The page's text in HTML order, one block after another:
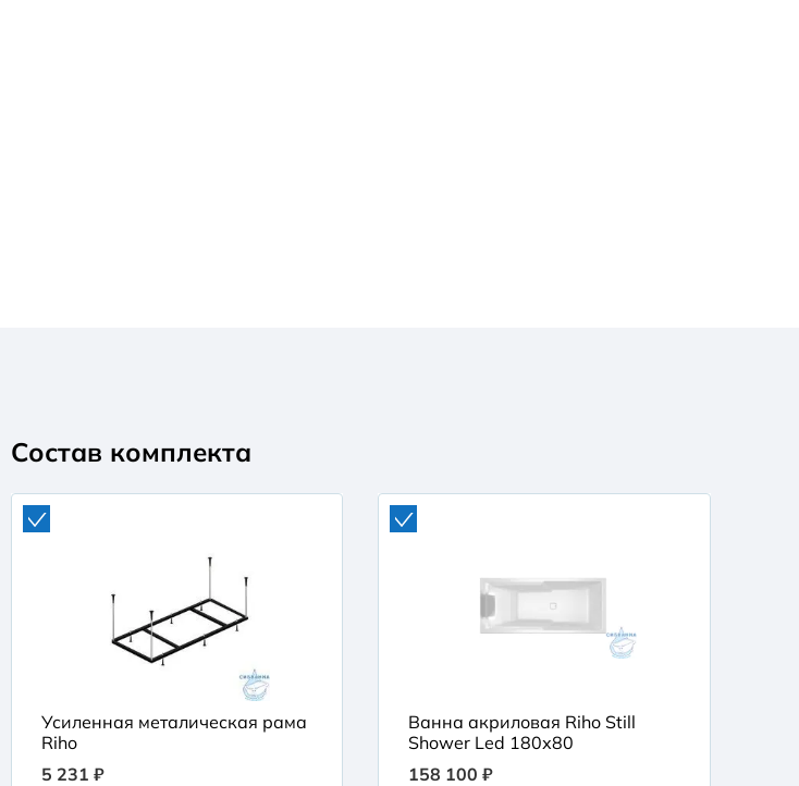
Состав комплекта
Усиленная металическая рама
Riho
5 231 ₽
Ванна акриловая Riho Still
Shower Led 180х80
158 100 ₽